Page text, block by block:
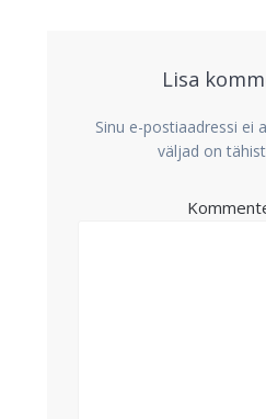
Lisa
Sinu e-postiaadressi ei
väljad on